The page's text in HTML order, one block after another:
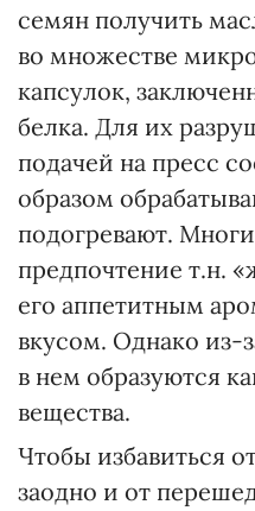
семян получить
во множестве
капсулок,
белка. Для их
подачей на пресс
образом
подогревают.
предпочтение т.н.
его аппетитным
вкусом. Однако из-
в нем образуются
вещества.
Чтобы избавиться
заодно и от